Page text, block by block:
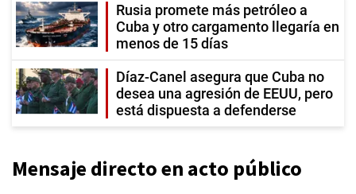
Rusia promete más petróleo a
Cuba y otro cargamento llegaría en
menos de 15 días
Díaz-Canel asegura que Cuba no
desea una agresión de EEUU, pero
está dispuesta a defenderse
Mensaje directo en acto público